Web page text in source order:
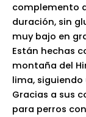
complemento
duración, sin
muy bajo en
Están hechas
montaña del
lima,
Gracias a sus
para perros